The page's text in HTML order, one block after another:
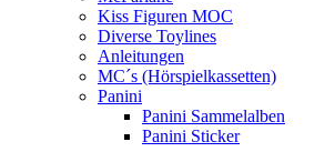
Kiss Figuren MOC
Diverse Toylines
Anleitungen
MC´s (Hörspielkassetten)
Panini
Panini Sammelalben
Panini Sticker